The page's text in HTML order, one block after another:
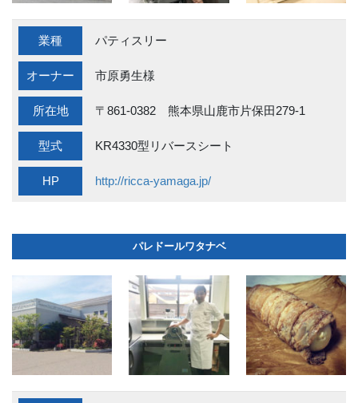
業種 パティスリー
オーナー 市原勇生様
所在地 〒861-0382 熊本県山鹿市片保田279-1
型式 KR4330型リバースシート
HP http://ricca-yamaga.jp/
パレドールワタナベ